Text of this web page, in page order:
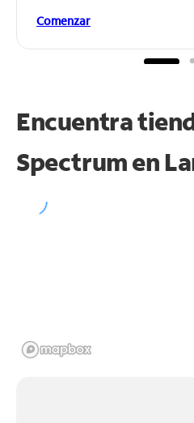
Comenzar
Encuentra
Spectrum en